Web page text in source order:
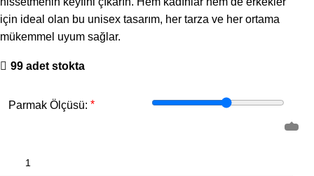
için ideal olan bu unisex tasarım, her tarza ve her ortama
mükemmel uyum sağlar.
99 adet stokta
Parmak Ölçüsü: *